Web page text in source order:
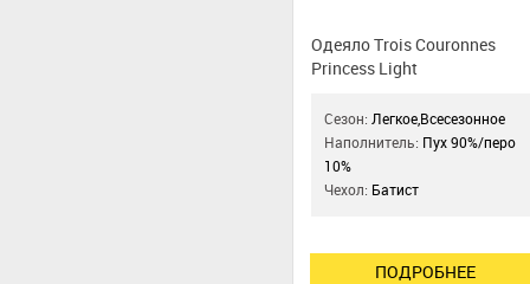
Одеяло Trois Couronnes
Princess Light
Сезон:Легкое,Всесезонное
Наполнитель: Пух 90%/перо
10%
Чехол: Батист
ПОДРОБНЕЕ